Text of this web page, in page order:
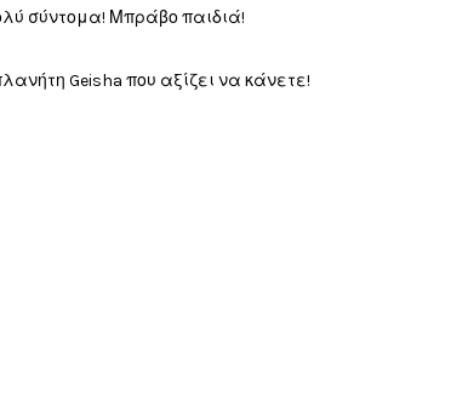
σύντομα! Μπράβο παιδιά!
Geisha που αξίζει να κάνετε!